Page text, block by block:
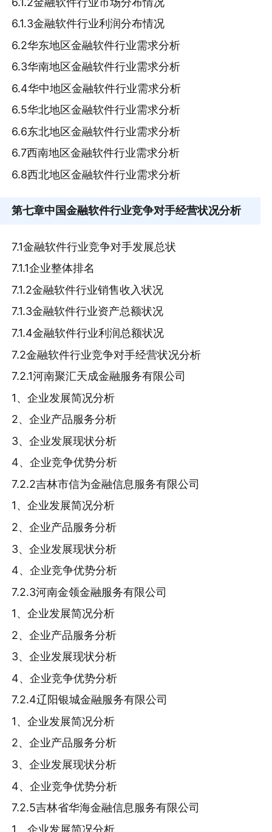
6.1.3金融软件行业利润分布情况
6.2华东地区金融软件行业需求分析
6.3华南地区金融软件行业需求分析
6.4华中地区金融软件行业需求分析
6.5华北地区金融软件行业需求分析
6.6东北地区金融软件行业需求分析
6.7西南地区金融软件行业需求分析
6.8西北地区金融软件行业需求分析
第七章中国金融软件行业竞争对手经营状况分析
7.1金融软件行业竞争对手发展总状
7.1.1企业整体排名
7.1.2金融软件行业销售收入状况
7.1.3金融软件行业资产总额状况
7.1.4金融软件行业利润总额状况
7.2金融软件行业竞争对手经营状况分析
7.2.1河南聚汇天成金融服务有限公司
1、企业发展简况分析
2、企业产品服务分析
3、企业发展现状分析
4、企业竞争优势分析
7.2.2吉林市信为金融信息服务有限公司
1、企业发展简况分析
2、企业产品服务分析
3、企业发展现状分析
4、企业竞争优势分析
7.2.3河南金领金融服务有限公司
1、企业发展简况分析
2、企业产品服务分析
3、企业发展现状分析
4、企业竞争优势分析
7.2.4辽阳银城金融服务有限公司
1、企业发展简况分析
2、企业产品服务分析
3、企业发展现状分析
4、企业竞争优势分析
7.2.5吉林省华海金融信息服务有限公司
1、企业发展简况分析